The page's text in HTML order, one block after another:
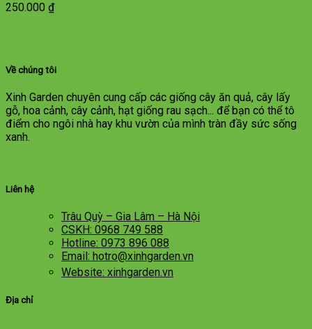
250.000 ₫
Về chúng tôi
Xinh Garden chuyên cung cấp các giống cây ăn quả, cây lấy
gỗ, hoa cảnh, cây cảnh, hạt giống rau sạch... để bạn có thể tô
điểm cho ngôi nhà hay khu vườn của mình tràn đầy sức sống
xanh.
Liên hệ
Trâu Quỳ – Gia Lâm – Hà Nội
CSKH: 0968 749 588
Hotline: 0973 896 088
Email: hotro@xinhgarden.vn
Website: xinhgarden.vn
Địa chỉ